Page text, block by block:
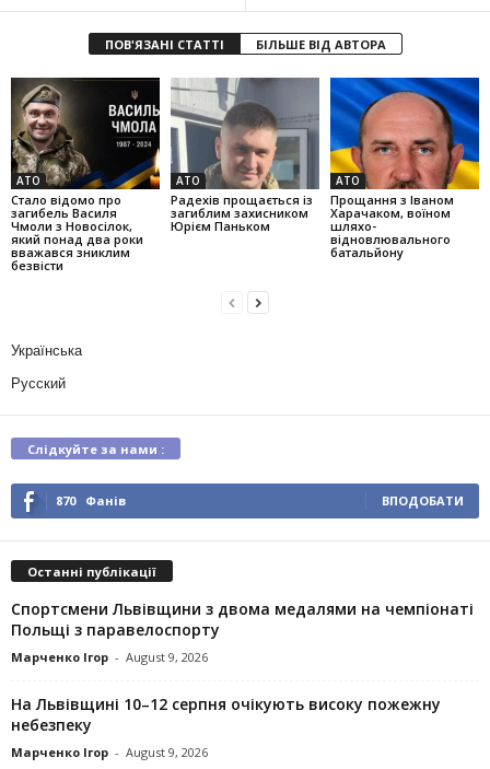
ПОВ'ЯЗАНІ СТАТТІ БІЛЬШЕ ВІД АВТОРА
АТО
Стало відомо про
загибель Василя
Чмоли з Новосілок,
який понад два роки
вважався зниклим
безвісти
АТО
Радехів прощається із
загиблим захисником
Юрієм Паньком
АТО
Прощання з Іваном
Харачаком, воїном
шляхо-
відновлювального
батальйону
Українська
Русский
Слідкуйте за нами :
870 Фанів ВПОДОБАТИ
Останні публікації
Спортсмени Львівщини з двома медалями на чемпіонаті
Польщі з паравелоспорту
Марченко Ігор - August 9, 2026
На Львівщині 10–12 серпня очікують високу пожежну
небезпеку
Марченко Ігор - August 9, 2026